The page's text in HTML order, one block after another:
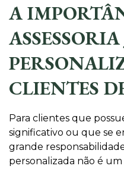
A
CLIENTES
Para clientes que
significativo ou que se
grande
personalizada não é